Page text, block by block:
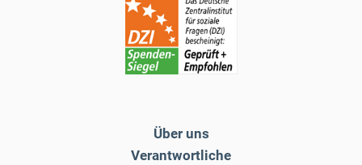
Über uns
Verantwortliche